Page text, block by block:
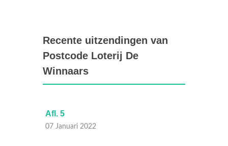
Recente uitzendingen van
Postcode Loterij De
Winnaars
Afl. 5
07 Januari 2022